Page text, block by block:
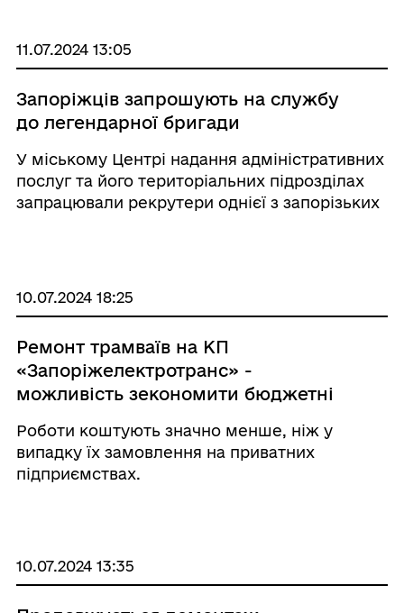
11.07.2024 13:05
Запоріжців запрошують на службу
до легендарної бригади
У міському Центрі надання адміністративних
послуг та його територіальних підрозділах
запрацювали рекрутери однієї з запорізьких
10.07.2024 18:25
Ремонт трамваїв на КП
«Запоріжелектротранс» -
можливість зекономити бюджетні
Роботи коштують значно менше, ніж у
випадку їх замовлення на приватних
підприємствах.
10.07.2024 13:35